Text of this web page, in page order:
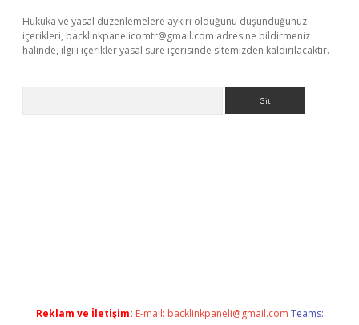
Hukuka ve yasal düzenlemelere aykırı olduğunu düşündüğünüz
içerikleri, backlinkpanelicomtr@gmail.com adresine bildirmeniz
halinde, ilgili içerikler yasal süre içerisinde sitemizden kaldırılacaktır.
Reklam ve İletişim: E-mail: backlinkpaneli@gmail.com Teams: